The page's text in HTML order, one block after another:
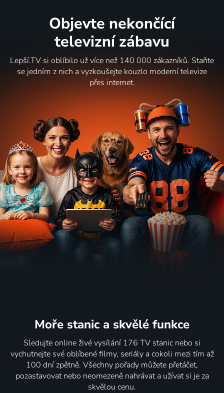
Objevte nekončící
televizní zábavu
Lepší.TV si oblíbilo už více než 140 000 zákazníků. Staňte
se jedním z nich a vyzkoušejte kouzlo moderní televize
přes internet.
Moře stanic a skvělé funkce
Sledujte online živé vysílání 176 TV stanic nebo si
vychutnejte své oblíbené filmy, seriály a cokoli mezi tím až
100 dní zpětně. Všechny pořady můžete přetáčet,
pozastavovat nebo neomezeně nahrávat a užívat si je za
skvělou cenu.